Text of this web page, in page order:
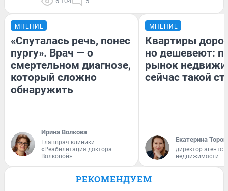
МНЕНИЕ
«Спуталась речь, понес
пургу». Врач — о
смертельном диагнозе,
который сложно
обнаружить
Ирина Волкова
Главврач клиники
«Реабилитация доктора
Волковой»
МНЕНИЕ
Квартиры
но дешевеют:
рынок
сейчас такой
Екатерина
директор
недвижимости
РЕКОМЕНДУЕМ